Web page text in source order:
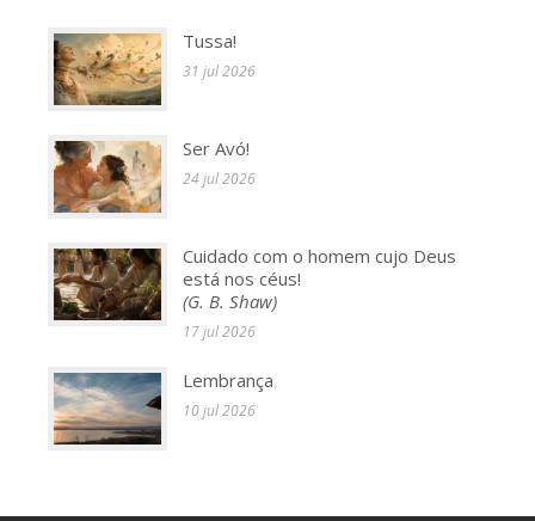
Tussa!
31 jul 2026
Ser Avó!
24 jul 2026
Cuidado com o homem cujo Deus
está nos céus!
(G. B. Shaw)
17 jul 2026
Lembrança
10 jul 2026